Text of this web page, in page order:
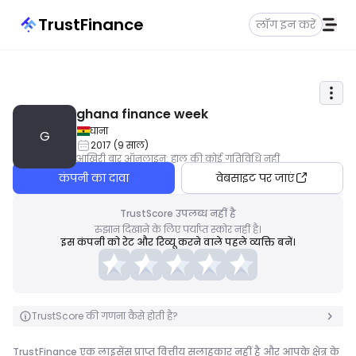
TrustFinance लॉग इन करें
G
ghana finance week
घाना
2017 (9 साल)
आखिरी बार ऑनलाइन: हाल की कोई गतिविधि नहीं
कंपनी का दावा वेबसाइट पर जाएं
TrustScore उपलब्ध नहीं है
रुझान दिखाने के लिए पर्याप्त स्कोर नहीं है।
इस कंपनी को रेट और रिव्यू करने वाले पहले व्यक्ति बनें।
TrustScore की गणना कैसे होती है?
TrustFinance एक लाइसेंस प्राप्त वित्तीय सलाहकार नहीं है और आपके क्षेत्र के